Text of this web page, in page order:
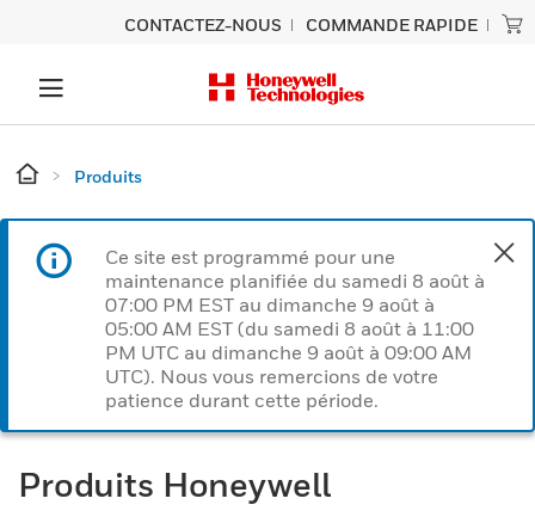
CONTACTEZ-NOUS COMMANDE RAPIDE
Produits
Ce site est programmé pour une
maintenance planifiée du samedi 8 août à
07:00 PM EST au dimanche 9 août à
05:00 AM EST (du samedi 8 août à 11:00
PM UTC au dimanche 9 août à 09:00 AM
UTC). Nous vous remercions de votre
patience durant cette période.
Produits Honeywell